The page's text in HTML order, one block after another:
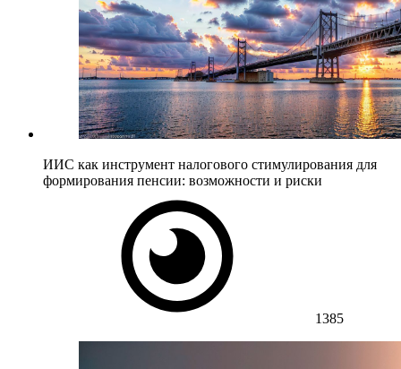
ИИС как инструмент налогового стимулирования для
формирования пенсии: возможности и риски
1385